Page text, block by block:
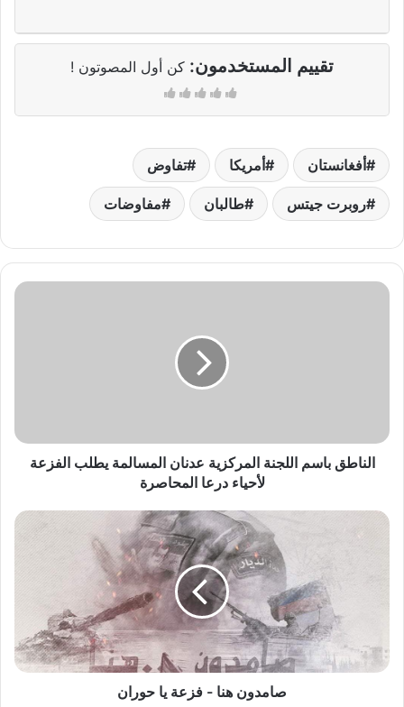
تقييم المستخدمون: كن أول المصوتون !
أفغانستان أمريكا تفاوض
روبرت جيتس طالبان مفاوضات
الناطق
لأحياء
درعاالناطق باسم اللجنة المركزية عدنان المسالمة يطلب الفزعة
لأحياء درعا المحاصرة
صامدون
فزعة
صامدون هنا - فزعة يا حوران